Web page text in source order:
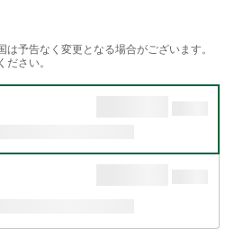
予告なく変更となる場合がございます。
さい。